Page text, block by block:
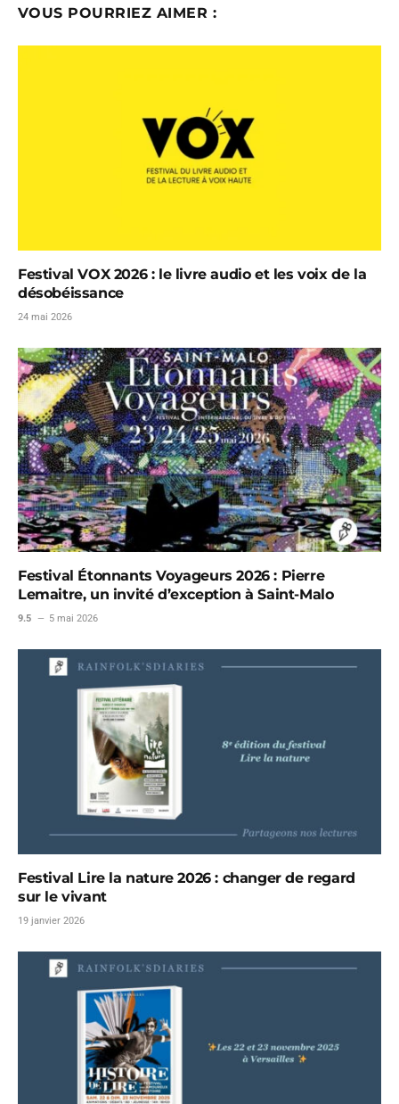
VOUS POURRIEZ AIMER :
Festival VOX 2026 : le livre audio et les voix de la
désobéissance
24 mai 2026
Festival Étonnants Voyageurs 2026 : Pierre
Lemaitre, un invité d’exception à Saint-Malo
9.5 5 mai 2026
Festival Lire la nature 2026 : changer de regard
sur le vivant
19 janvier 2026